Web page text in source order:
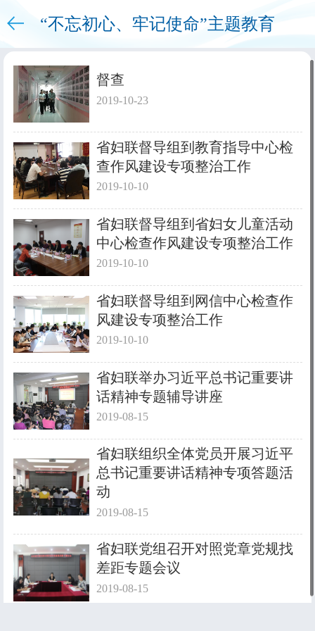
“不忘初心、牢记使命”主题教育
下拉刷新
督查
2019-10-23
省妇联督导组到教育指导中心检
查作风建设专项整治工作
2019-10-10
省妇联督导组到省妇女儿童活动
中心检查作风建设专项整治工作
2019-10-10
省妇联督导组到网信中心检查作
风建设专项整治工作
2019-10-10
省妇联举办习近平总书记重要讲
话精神专题辅导讲座
2019-08-15
省妇联组织全体党员开展习近平
总书记重要讲话精神专项答题活
动
2019-08-15
省妇联党组召开对照党章党规找
差距专题会议
2019-08-15